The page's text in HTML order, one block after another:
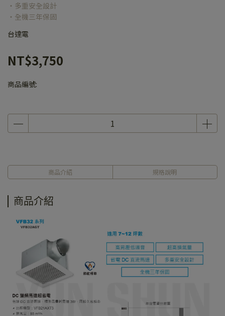
‧多重安全設計
‧全機三年保固
台達電
NT$3,750
商品編號:
商品介紹 規格說明
商品介紹